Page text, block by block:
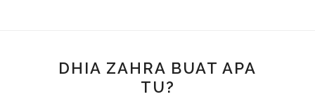
DHIA ZAHRA BUAT APA
TU?